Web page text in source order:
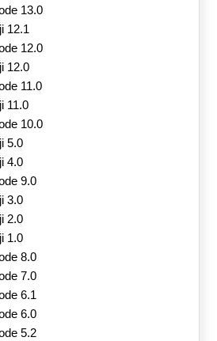
13.0
12.1
12.0
12.0
11.0
11.0
10.0
5.0
4.0
9.0
3.0
2.0
1.0
8.0
7.0
6.1
6.0
5.2